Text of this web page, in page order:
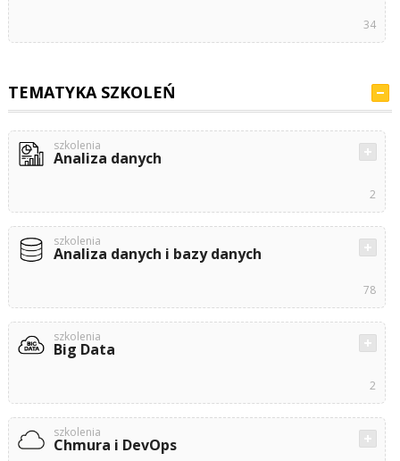
34
TEMATYKA SZKOLEŃ
szkolenia
Analiza danych
2
szkolenia
Analiza danych i bazy danych
78
szkolenia
Big Data
2
szkolenia
Chmura i DevOps